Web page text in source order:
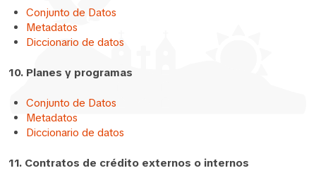
Conjunto de Datos
Metadatos
Diccionario de datos
10. Planes y programas
Conjunto de Datos
Metadatos
Diccionario de datos
11. Contratos de crédito externos o internos